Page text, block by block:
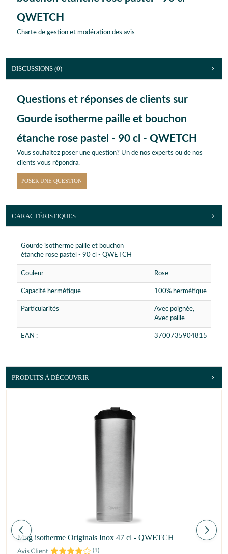
QWETCH
Charte de gestion et modération des avis
DISCUSSIONS (0)
Questions et réponses de clients sur
Gourde isotherme paille et bouchon
étanche rose pastel - 90 cl - QWETCH
Vous souhaitez poser une question? Un de nos experts ou de nos
clients vous répondra.
POSER UNE QUESTION
CARACTÉRISTIQUES
Gourde isotherme paille et bouchon
étanche rose pastel - 90 cl - QWETCH
Couleur Rose
Capacité hermétique 100% hermétique
Particularités
Avec poignée,
Avec paille
EAN : 3700735904815
PRODUITS À DÉCOUVRIR
Mug isotherme Originals Inox 47 cl - QWETCH
(1)